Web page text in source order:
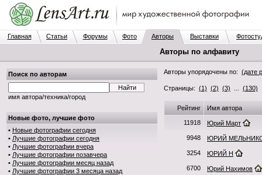
Главная Статьи Форумы Фото Авторы Выставки
Авторы по алфавиту
Поиск по авторам
имя автора/техника/город
Новые фото, лучшие фото
• Новые фотографии сегодня
• Лучшие фотографии сегодня
• Лучшие фотографии вчера
• Лучшие фотографии позавчера
• Лучшие фотографии месяц назад
• Лучшие фотографии 3 месяца назад
Авторы упорядочены по: (дате
Страницы: (1) (2) (3) (130)
Рейтинг Имя автора
11918 Юрий Март
9948 ЮРИЙ
3254 ЮРИЙ Н
6700 Юрий Нахимов